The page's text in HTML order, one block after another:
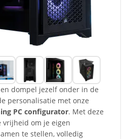
dompel jezelf onder in de
personalisatie met onze
PC configurator. Met deze
vrijheid om je eigen
te stellen, volledig